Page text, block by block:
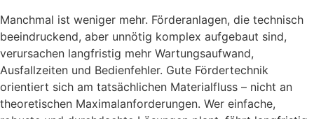
Manchmal ist weniger mehr. Förderanlagen, die technisch
beeindruckend, aber unnötig komplex aufgebaut sind,
verursachen langfristig mehr Wartungsaufwand,
Ausfallzeiten und Bedienfehler. Gute Fördertechnik
orientiert sich am tatsächlichen Materialfluss – nicht an
theoretischen Maximalanforderungen. Wer einfache,